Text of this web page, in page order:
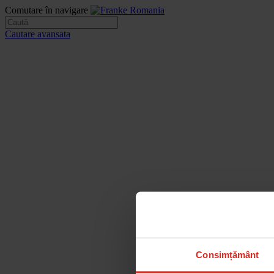
Consimțământ
Comutare în navigare
Cautare avansata